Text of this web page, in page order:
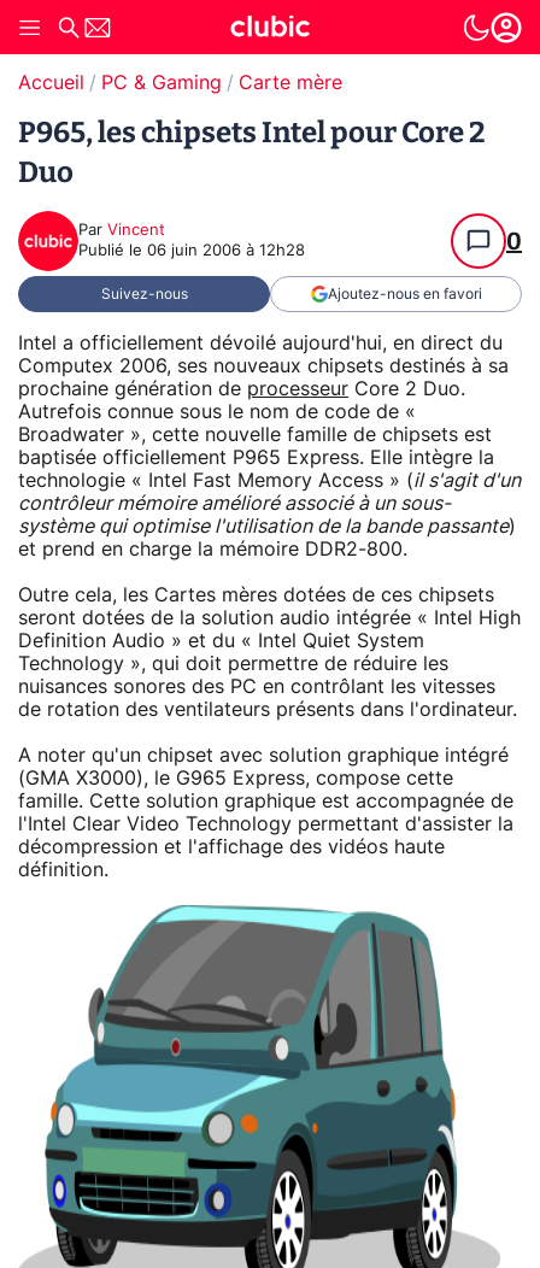
Accueil PC & Gaming Carte mère
P965, les chipsets Intel pour Core 2
Duo
Par Vincent
Publié le 06 juin 2006 à 12h28 0
Suivez-nous Ajoutez-nous en favori
Intel a officiellement dévoilé aujourd'hui, en direct du
Computex 2006, ses nouveaux chipsets destinés à sa
prochaine génération de processeur Core 2 Duo.
Autrefois connue sous le nom de code de «
Broadwater », cette nouvelle famille de chipsets est
baptisée officiellement P965 Express. Elle intègre la
technologie « Intel Fast Memory Access » (il s'agit d'un
contrôleur mémoire amélioré associé à un sous-
système qui optimise l'utilisation de la bande passante)
et prend en charge la mémoire DDR2-800.
Outre cela, les Cartes mères dotées de ces chipsets
seront dotées de la solution audio intégrée « Intel High
Definition Audio » et du « Intel Quiet System
Technology », qui doit permettre de réduire les
nuisances sonores des PC en contrôlant les vitesses
de rotation des ventilateurs présents dans l'ordinateur.
A noter qu'un chipset avec solution graphique intégré
(GMA X3000), le G965 Express, compose cette
famille. Cette solution graphique est accompagnée de
l'Intel Clear Video Technology permettant d'assister la
décompression et l'affichage des vidéos haute
définition.